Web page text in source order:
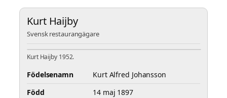
Kurt Haijby
Svensk restaurangägare
Kurt Haijby 1952.
Födelsenamn
Kurt Alfred Johansson
Född
14 maj 1897